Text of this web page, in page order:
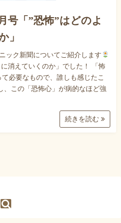
号「”恐怖”はどのよ
」
ック新聞についてご紹介します
消えていくのか」でした！ 「怖
必要なもので、誰しも感じたこ
、この「恐怖心」が病的なほど強
続きを読む